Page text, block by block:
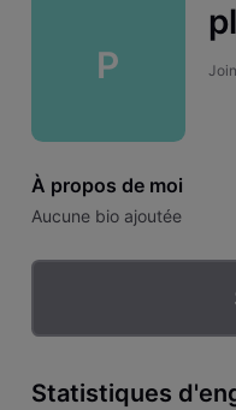
P
À propos de moi
Aucune bio ajoutée
Statistiques